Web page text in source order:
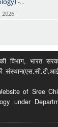
2026
विभाग, भारत
of Sree
under